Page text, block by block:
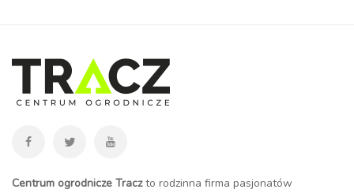
Centrum ogrodnicze Traczto rodzinna firma pasjonatów